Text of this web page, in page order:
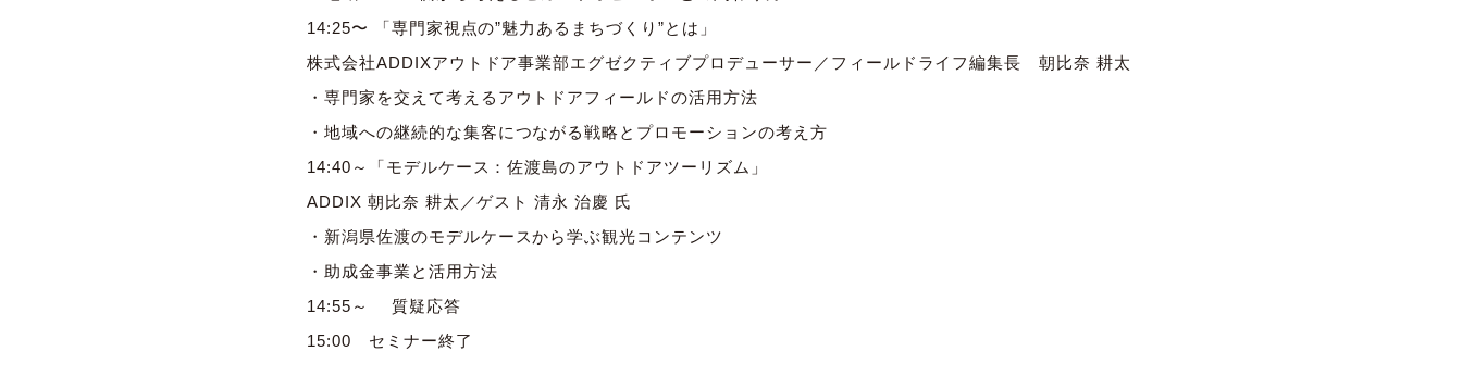
14:25〜 「専門家視点の”魅力あるまちづくり”とは」
株式会社ADDIXアウトドア事業部エグゼクティブプロデューサー／フィールドライフ編集長 朝比奈 耕太
・専門家を交えて考えるアウトドアフィールドの活用方法
・地域への継続的な集客につながる戦略とプロモーションの考え方
14:40～「モデルケース：佐渡島のアウトドアツーリズム」
ADDIX 朝比奈 耕太／ゲスト 清永 治慶 氏
・新潟県佐渡のモデルケースから学ぶ観光コンテンツ
・助成金事業と活用方法
14:55～ 質疑応答
15:00 セミナー終了